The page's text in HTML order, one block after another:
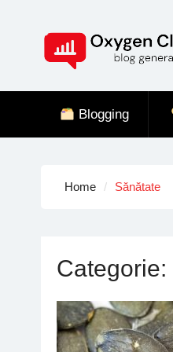
Blogging
Home Sănătate
Categorie: